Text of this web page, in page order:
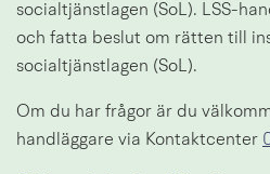
socialtjänstlagen (SoL). LSS-
och fatta beslut om rätten till
socialtjänstlagen (SoL).
Om du har frågor är du
handläggare via Kontaktcenter